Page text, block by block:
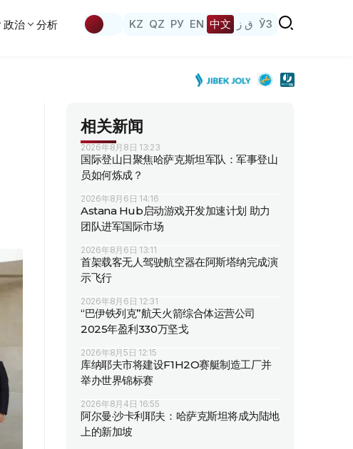
政治 分析 KZ QZ РУ EN 中文 ق ز ЎЗ
相关新闻
2026年8月8日 13:23
国际登山日聚焦哈萨克斯坦军队：军事登山
员如何炼成？
2026年8月6日 14:16
Astana Hub启动游戏开发加速计划 助力
团队进军国际市场
2026年8月6日 13:11
首架载客无人驾驶航空器在阿斯塔纳完成演
示飞行
2026年8月6日 12:31
“巴伊铁列克”航天火箭综合体运营公司
2025年盈利330万坚戈
2026年8月5日 12:15
库纳耶夫市将建设F1H2O赛艇制造工厂并
举办世界锦标赛
2026年8月4日 16:55
阿尔曼·沙卡利耶夫：哈萨克斯坦将成为陆地
上的新加坡